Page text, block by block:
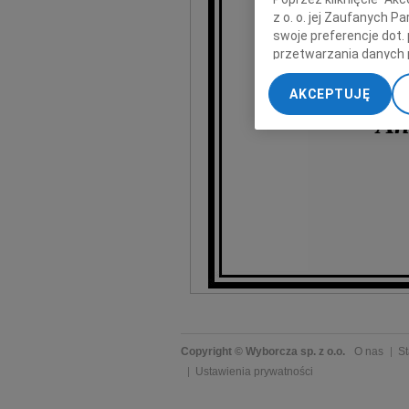
za opiekę
Copyright © Wyborcza sp. z o.o. O nas
Ustawienia prywatności
z o. o. jej Zaufanych
swoje preferencje dot.
przetwarzania danych
„Ustawienia
My, nasi Zaufani
dokładnych danych
AKCEPTUJĘ